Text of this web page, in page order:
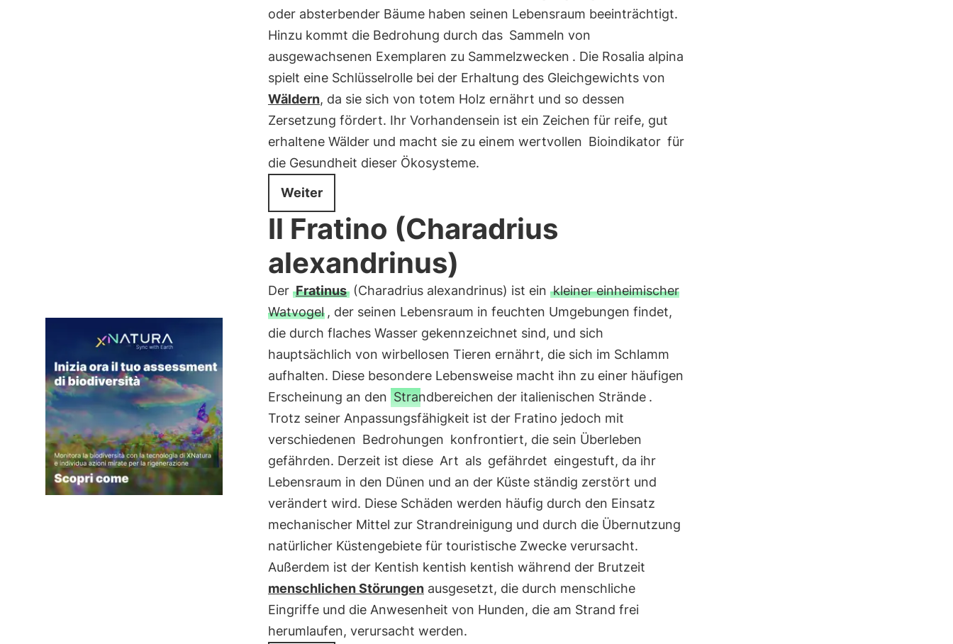
oder absterbender Bäume haben seinen Lebensraum beeinträchtigt.
Hinzu kommt die Bedrohung durch das Sammeln von
ausgewachsenen Exemplaren zu Sammelzwecken . Die Rosalia alpina
spielt eine Schlüsselrolle bei der Erhaltung des Gleichgewichts von
Wäldern, da sie sich von totem Holz ernährt und so dessen
Zersetzung fördert. Ihr Vorhandensein ist ein Zeichen für reife, gut
erhaltene Wälder und macht sie zu einem wertvollen Bioindikator für
die Gesundheit dieser Ökosysteme.
Weiter
Il Fratino (Charadrius
alexandrinus)
Der Fratinus(Charadrius alexandrinus) ist ein kleiner einheimischer
Watvogel , der seinen Lebensraum in feuchten Umgebungen findet,
die durch flaches Wasser gekennzeichnet sind, und sich
hauptsächlich von wirbellosen Tieren ernährt, die sich im Schlamm
aufhalten. Diese besondere Lebensweise macht ihn zu einer häufigen
Erscheinung an den Strandbereichen der italienischen Strände .
Trotz seiner Anpassungsfähigkeit ist der Fratino jedoch mit
verschiedenen Bedrohungen konfrontiert, die sein Überleben
gefährden. Derzeit ist diese Art als gefährdet eingestuft, da ihr
Lebensraum in den Dünen und an der Küste ständig zerstört und
verändert wird. Diese Schäden werden häufig durch den Einsatz
mechanischer Mittel zur Strandreinigung und durch die Übernutzung
natürlicher Küstengebiete für touristische Zwecke verursacht.
Außerdem ist der Kentish kentish kentish während der Brutzeit
menschlichen Störungenausgesetzt, die durch menschliche
Eingriffe und die Anwesenheit von Hunden, die am Strand frei
herumlaufen, verursacht werden.